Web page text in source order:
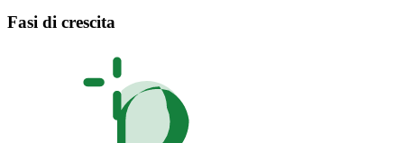
Fasi di crescita